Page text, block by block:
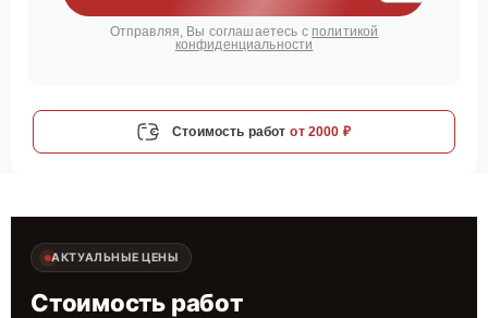
Отправляя, Вы соглашаетесь с политикой
конфиденциальности
Стоимость работ от 2000 ₽
АКТУАЛЬНЫЕ ЦЕНЫ
Стоимость работ